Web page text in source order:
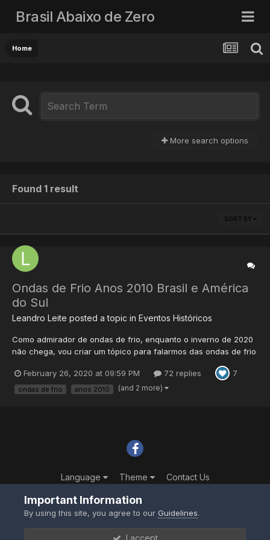
Brasil Abaixo de Zero
Home
More search options
Found 1 result
SORT BY
Ondas de Frio Anos 2010 Brasil e América
do Sul
Leandro Leite posted a topic in Eventos Históricos
Como admirador de ondas de frio, enquanto o inverno de 2020
não chega, vou criar um tópico para falarmos das ondas de frio
algumas ondas de frio históricas, com destaque para 2010 e
2013, o começo da década foi mais favorável a esses eventos...
February 26, 2020 at 09:59 PM 72 replies 7
ondas de frio anos 2010 (and 2 more)
Language Theme Contact Us
Important Information
By using this site, you agree to ourGuidelines.
I accept